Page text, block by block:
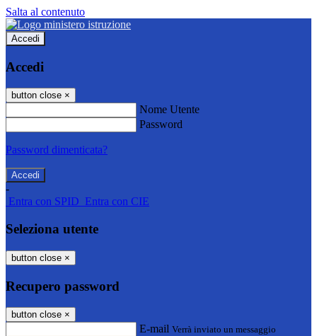
Salta al contenuto
Accedi
Accedi
button close ×
Nome Utente
Password
Password dimenticata?
-
Entra con SPID Entra con CIE
Seleziona utente
button close ×
Recupero password
button close ×
E-mail Verrà inviato un messaggio